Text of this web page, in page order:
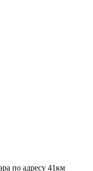
по адресу 41км